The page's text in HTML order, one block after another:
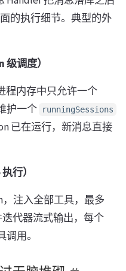
的执行细节。典型的外
调度）
程内存中只允许一个
护一个
runningSessions
已在运行，新消息直接
行）
，注入全部工具，最多
代器流式输出，每个
用。